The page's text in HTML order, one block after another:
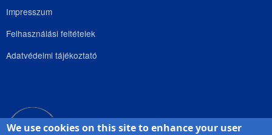
Impresszum
Felhasználási feltételek
Adatvédelmi tájékoztató
We use cookies on this site to enhance your user